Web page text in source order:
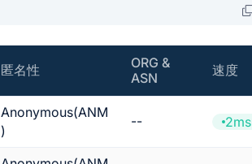
匿名性
ORG &
ASN
速度
Anonymous(ANM
)
-- 2ms